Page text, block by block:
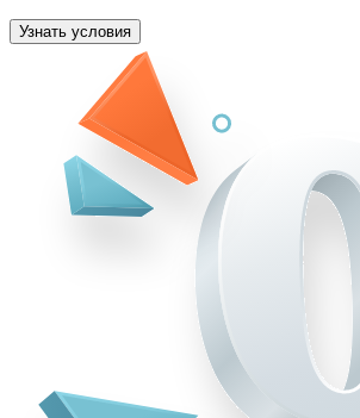
Узнать условия